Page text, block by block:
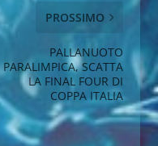
PROSSIMO
PALLANUOTO
PARALIMPICA, SCATTA
LA FINAL FOUR DI
COPPA ITALIA